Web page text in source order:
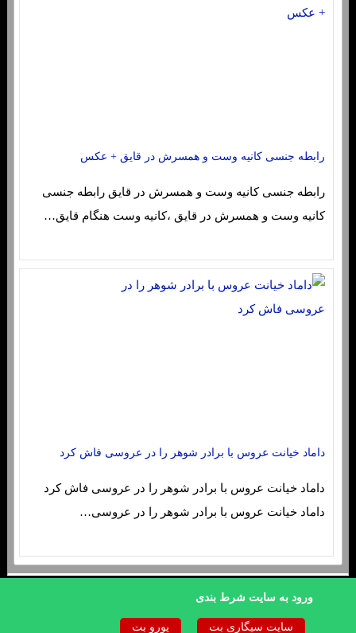
رابطه جنسی کانیه وست و همسرش در قایق + عکس
رابطه جنسی کانیه وست و همسرش در قایق رابطه جنسی
کانیه وست و همسرش در قایق ،کانیه وست هنگام قایق…
داماد خیانت عروس با برادر شوهر را در عروسی فاش کرد
داماد خیانت عروس با برادر شوهر را در عروسی فاش کرد
داماد خیانت عروس با برادر شوهر را در عروسی…
sc4re.buzz
صفحه نخست تماس با ما
ورود به سایت شرط بندی
سایت سیگاری بت یورو بت